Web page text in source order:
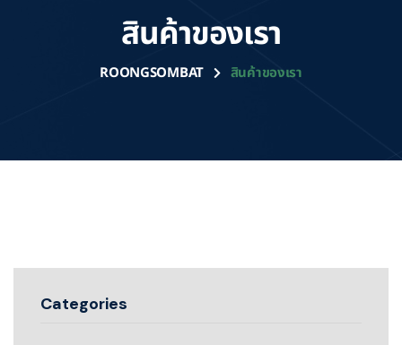
สินค้าของเรา
ROONGSOMBAT สินค้าของเรา
Categories